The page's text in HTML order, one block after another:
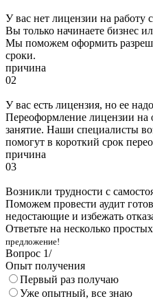
У вас нет лицензии на работу
Вы только начинаете бизнес
Мы поможем оформить
сроки.
причина
02
У вас есть лицензия, но ее
Переоформление лицензии на
занятие. Наши специалисты
помогут в короткий срок
причина
03
Возникли трудности с
Поможем провести аудит
недостающие и избежать
Ответьте на несколько
предложение!
Вопрос 1/
Опыт получения
Первый раз получаю
Уже опытный, все знаю